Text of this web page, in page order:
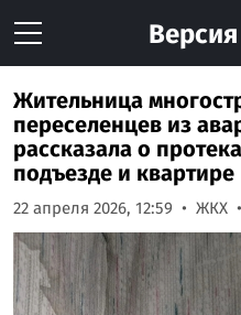
Версия
Жительница
переселенцев из
рассказала о
подъезде и квартире
22 апреля 2026, 12:59 ЖКХ